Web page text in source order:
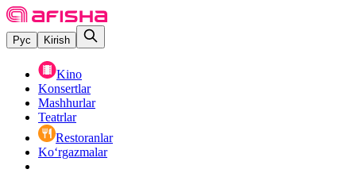
Рус Kirish
Kino
Konsertlar
Mashhurlar
Teatrlar
Restoranlar
Ko‘rgazmalar